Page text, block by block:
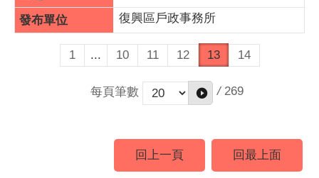
復興區戶政事務所
1 ... 10 11 12 13 14
每頁筆數 / 269
回上一頁 回最上面